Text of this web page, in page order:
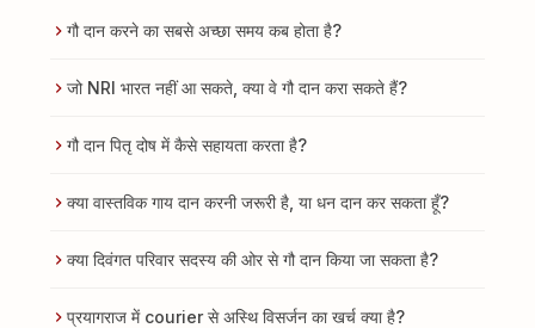
गौ दान करने का सबसे अच्छा समय कब होता है?
जो NRI भारत नहीं आ सकते, क्या वे गौ दान करा सकते हैं?
गौ दान पितृ दोष में कैसे सहायता करता है?
क्या वास्तविक गाय दान करनी जरूरी है, या धन दान कर सकता हूँ?
क्या दिवंगत परिवार सदस्य की ओर से गौ दान किया जा सकता है?
प्रयागराज में courier से अस्थि विसर्जन का खर्च क्या है?